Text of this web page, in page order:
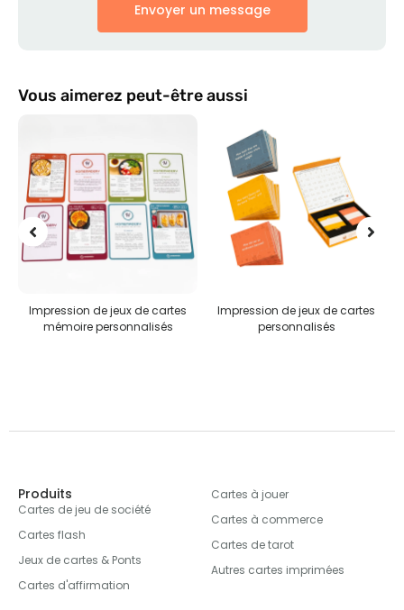
Envoyer un message
Vous aimerez peut-être aussi
de jeux de cartes
personnalisés
Impression de jeux de cartes
personnalisés
Puzzles
Produits
Cartes de jeu de société
Cartes flash
Jeux de cartes & Ponts
Cartes d'affirmation
Cartes à jouer
Cartes à commerce
Cartes de tarot
Autres cartes imprimées